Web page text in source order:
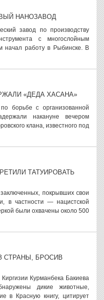
НАНОЗАВОД
завод по производству
с многослойным
начал работу в Рыбинске. В
«ДЕДА ХАСАНА»
борьбе с организованной
накануне вечером
клана, известного под
ТАТУИРОВАТЬ
покрывших свои
в частности — нацистской
были охвачены около 500
СТРАНЫ, БРОСИВ
Курманбека Бакиева
дикие животные,
в Красную книгу, цитирует